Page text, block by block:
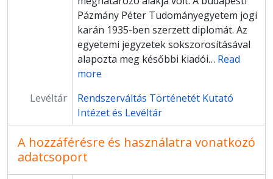
[Fond] 36 - Fekete Géza Bertalan iratai
[Fond] 37 - Csehák Judit iratai
[Fond] 38 - Tabajdi Csaba iratai
[Fond] 89 - Németh Miklós iratai
[Fondfőcsoport] XV - Gyűjtemények
[Fondfőcsoport] OH - Oral History-gyűjtemény
Pázmány Péter Tudományegyetem jogi
karán 1935-ben szerzett diplomát. Az
egyetemi jegyzetek sokszorosításával
alapozta meg későbbi kiadói… Read
more
Levéltár
Rendszerváltás Történetét Kutató
Intézet és Levéltár
A hozzáférésre és használatra vonatkozó
adatcsoport